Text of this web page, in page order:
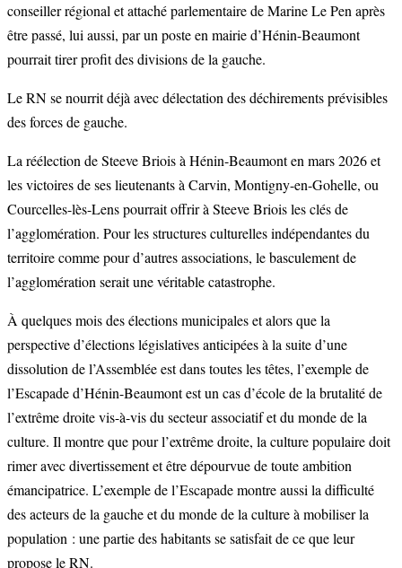
conseiller régional et attaché parlementaire de Marine Le Pen après
être passé, lui aussi, par un poste en mairie d’Hénin-Beaumont
pourrait tirer profit des divisions de la gauche.
Le RN se nourrit déjà avec délectation des déchirements prévisibles
des forces de gauche.
La réélection de Steeve Briois à Hénin-Beaumont en mars 2026 et
les victoires de ses lieutenants à Carvin, Montigny-en-Gohelle, ou
Courcelles-lès-Lens pourrait offrir à Steeve Briois les clés de
l’agglomération. Pour les structures culturelles indépendantes du
territoire comme pour d’autres associations, le basculement de
l’agglomération serait une véritable catastrophe.
À quelques mois des élections municipales et alors que la
perspective d’élections législatives anticipées à la suite d’une
dissolution de l’Assemblée est dans toutes les têtes, l’exemple de
l’Escapade d’Hénin-Beaumont est un cas d’école de la brutalité de
l’extrême droite vis-à-vis du secteur associatif et du monde de la
culture. Il montre que pour l’extrême droite, la culture populaire doit
rimer avec divertissement et être dépourvue de toute ambition
émancipatrice. L’exemple de l’Escapade montre aussi la difficulté
des acteurs de la gauche et du monde de la culture à mobiliser la
population : une partie des habitants se satisfait de ce que leur
propose le RN.